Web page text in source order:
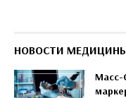
НОВОСТИ
Масс-